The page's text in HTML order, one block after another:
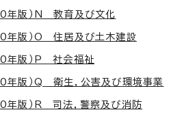
年版）N 教育及び文化
年版）O 住居及び土木建設
年版）P 社会福祉
年版）Q 衛生，公害及び環境事業
年版）R 司法，警察及び消防